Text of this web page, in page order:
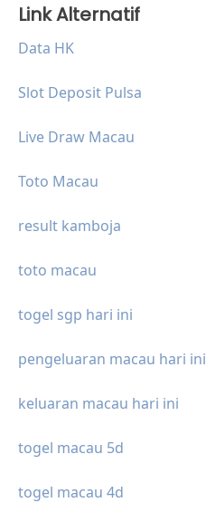
Link Alternatif
Data HK
Slot Deposit Pulsa
Live Draw Macau
Toto Macau
result kamboja
toto macau
togel sgp hari ini
pengeluaran macau hari ini
keluaran macau hari ini
togel macau 5d
togel macau 4d